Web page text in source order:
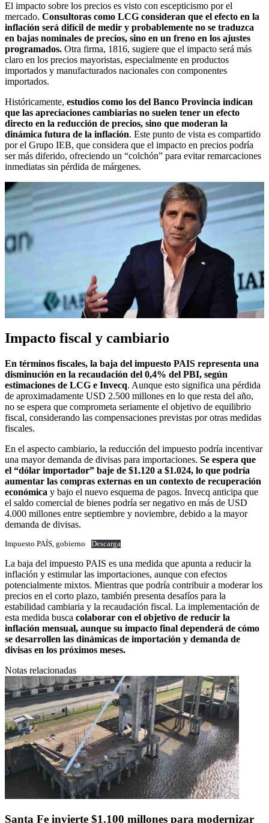
El impacto sobre los precios es visto con escepticismo por el
mercado. Consultoras como LCG consideran que el efecto en la
inflación será difícil de medir y probablemente no se traduzca
en bajas nominales de precios, sino en un freno en los ajustes
programados. Otra firma, 1816, sugiere que el impacto será más
claro en los precios mayoristas, especialmente en productos
importados y manufacturados nacionales con componentes
importados.
Históricamente, estudios como los del Banco Provincia indican
que las apreciaciones cambiarias no suelen tener un efecto
directo en la reducción de precios, sino que moderan la
dinámica futura de la inflación. Este punto de vista es compartido
por el Grupo IEB, que considera que el impacto en precios podría
ser más diferido, ofreciendo un “colchón” para evitar remarcaciones
inmediatas sin pérdida de márgenes.
Impacto fiscal y cambiario
En términos fiscales, la baja del impuesto PAIS representa una
disminución en la recaudación del 0,4% del PBI, según
estimaciones de LCG e Invecq. Aunque esto significa una pérdida
de aproximadamente USD 2.500 millones en lo que resta del año,
no se espera que comprometa seriamente el objetivo de equilibrio
fiscal, considerando las compensaciones previstas por otras medidas
fiscales.
En el aspecto cambiario, la reducción del impuesto podría incentivar
una mayor demanda de divisas para importaciones. Se espera que
el “dólar importador” baje de $1.120 a $1.024, lo que podría
aumentar las compras externas en un contexto de recuperación
económica y bajo el nuevo esquema de pagos. Invecq anticipa que
el saldo comercial de bienes podría ser negativo en más de USD
4.000 millones entre septiembre y noviembre, debido a la mayor
demanda de divisas.
Impuesto PAÍS, gobierno Descarga
La baja del impuesto PAIS es una medida que apunta a reducir la
inflación y estimular las importaciones, aunque con efectos
potencialmente mixtos. Mientras que podría contribuir a moderar los
precios en el corto plazo, también presenta desafíos para la
estabilidad cambiaria y la recaudación fiscal. La implementación de
esta medida busca colaborar con el objetivo de reducir la
inflación mensual, aunque su impacto final dependerá de cómo
se desarrollen las dinámicas de importación y demanda de
divisas en los próximos meses.
Notas relacionadas
Santa Fe invierte $1.100 millones para modernizar